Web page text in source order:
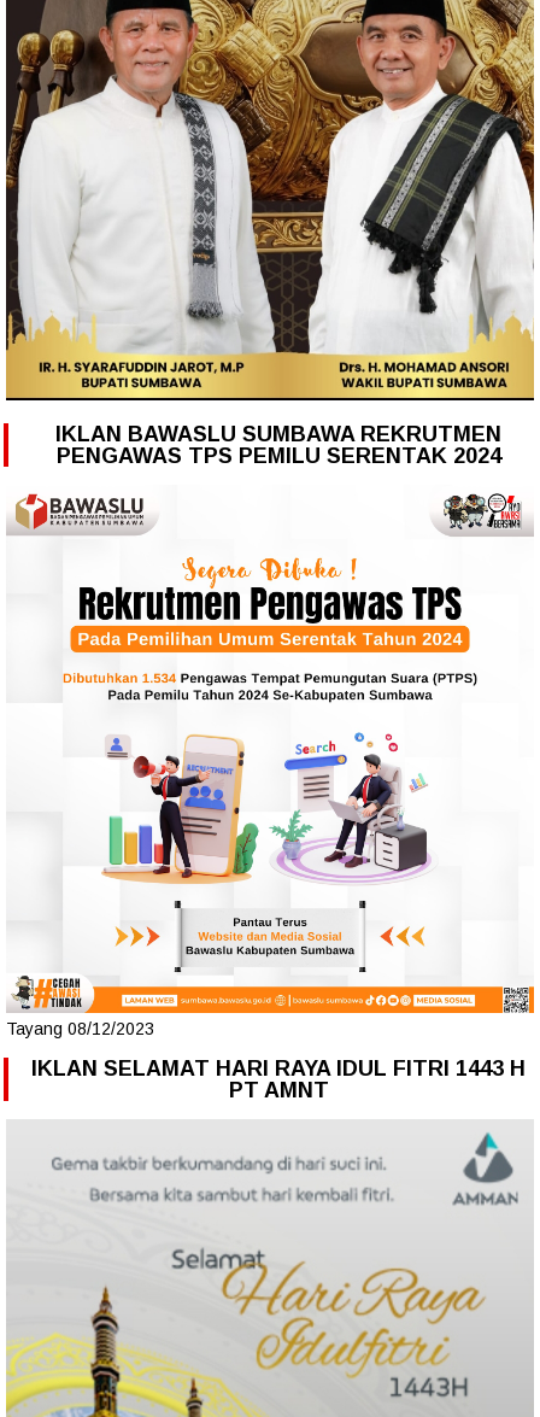
IKLAN BAWASLU SUMBAWA REKRUTMEN
PENGAWAS TPS PEMILU SERENTAK 2024
Tayang 08/12/2023
IKLAN SELAMAT HARI RAYA IDUL FITRI 1443 H
PT AMNT